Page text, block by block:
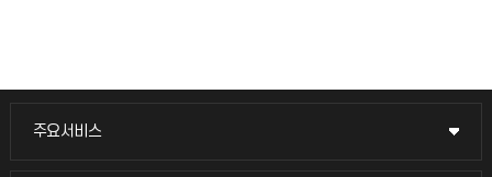
주요서비스
주요서비스